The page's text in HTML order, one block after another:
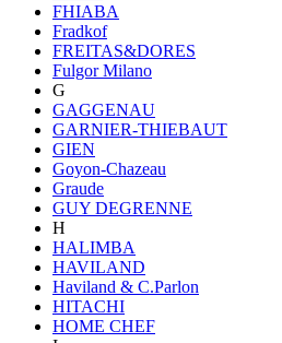
FHIABA
Fradkof
FREITAS&DORES
Fulgor Milano
G
GAGGENAU
GARNIER-THIEBAUT
GIEN
Goyon-Chazeau
Graude
GUY DEGRENNE
H
HALIMBA
HAVILAND
Haviland & C.Parlon
HITACHI
HOME CHEF